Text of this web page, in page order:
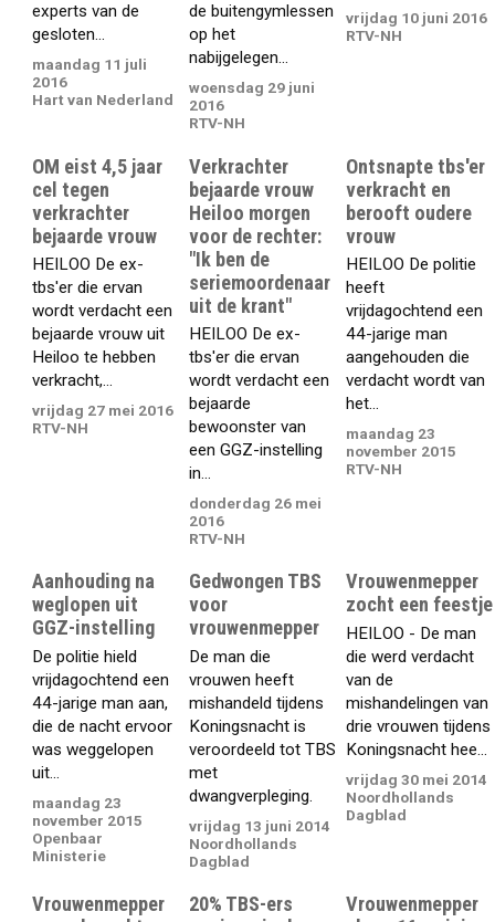
experts van de
gesloten...
maandag 11 juli
2016
Hart van Nederland
de buitengymlessen
op het
nabijgelegen...
woensdag 29 juni
2016
RTV-NH
vrijdag 10 juni 2016
RTV-NH
OM eist 4,5 jaar
cel tegen
verkrachter
bejaarde vrouw
HEILOO De ex-
tbs'er die ervan
wordt verdacht een
bejaarde vrouw uit
Heiloo te hebben
verkracht,...
vrijdag 27 mei 2016
RTV-NH
Verkrachter
bejaarde vrouw
Heiloo morgen
voor de rechter:
"Ik ben de
seriemoordenaar
uit de krant"
HEILOO De ex-
tbs'er die ervan
wordt verdacht een
bejaarde
bewoonster van
een GGZ-instelling
in...
donderdag 26 mei
2016
RTV-NH
Ontsnapte tbs'er
verkracht en
berooft oudere
vrouw
HEILOO De politie
heeft
vrijdagochtend een
44-jarige man
aangehouden die
verdacht wordt van
het...
maandag 23
november 2015
RTV-NH
Aanhouding na
weglopen uit
GGZ-instelling
De politie hield
vrijdagochtend een
44-jarige man aan,
die de nacht ervoor
was weggelopen
uit...
maandag 23
november 2015
Openbaar
Ministerie
Gedwongen TBS
voor
vrouwenmepper
De man die
vrouwen heeft
mishandeld tijdens
Koningsnacht is
veroordeeld tot TBS
met
dwangverpleging.
vrijdag 13 juni 2014
Noordhollands
Dagblad
Vrouwenmepper
zocht een feestje
HEILOO - De man
die werd verdacht
van de
mishandelingen van
drie vrouwen tijdens
Koningsnacht hee...
vrijdag 30 mei 2014
Noordhollands
Dagblad
Vrouwenmepper
20% TBS-ers
Vrouwenmepper